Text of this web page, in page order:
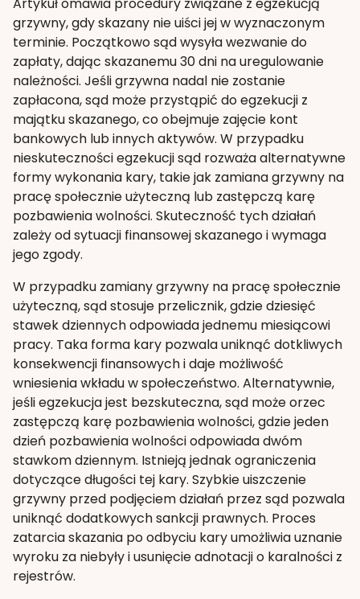
Artykuł omawia procedury związane z egzekucją
grzywny, gdy skazany nie uiści jej w wyznaczonym
terminie. Początkowo sąd wysyła wezwanie do
zapłaty, dając skazanemu 30 dni na uregulowanie
należności. Jeśli grzywna nadal nie zostanie
zapłacona, sąd może przystąpić do egzekucji z
majątku skazanego, co obejmuje zajęcie kont
bankowych lub innych aktywów. W przypadku
nieskuteczności egzekucji sąd rozważa alternatywne
formy wykonania kary, takie jak zamiana grzywny na
pracę społecznie użyteczną lub zastępczą karę
pozbawienia wolności. Skuteczność tych działań
zależy od sytuacji finansowej skazanego i wymaga
jego zgody.
W przypadku zamiany grzywny na pracę społecznie
użyteczną, sąd stosuje przelicznik, gdzie dziesięć
stawek dziennych odpowiada jednemu miesiącowi
pracy. Taka forma kary pozwala uniknąć dotkliwych
konsekwencji finansowych i daje możliwość
wniesienia wkładu w społeczeństwo. Alternatywnie,
jeśli egzekucja jest bezskuteczna, sąd może orzec
zastępczą karę pozbawienia wolności, gdzie jeden
dzień pozbawienia wolności odpowiada dwóm
stawkom dziennym. Istnieją jednak ograniczenia
dotyczące długości tej kary. Szybkie uiszczenie
grzywny przed podjęciem działań przez sąd pozwala
uniknąć dodatkowych sankcji prawnych. Proces
zatarcia skazania po odbyciu kary umożliwia uznanie
wyroku za niebyły i usunięcie adnotacji o karalności z
rejestrów.